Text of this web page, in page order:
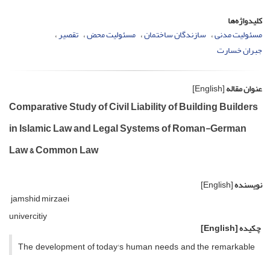
کلیدواژه‌ها
مسئولیت مدنی سازندگان ساختمان مسئولیت محض تقصیر
جبران خسارت
عنوان مقاله[English]
Comparative Study of Civil Liability of Building Builders
in Islamic Law and Legal Systems of Roman-German
Law & Common Law
نویسنده[English]
jamshid mirzaei
univercitiy
چکیده[English]
The development of today's human needs and the remarkable